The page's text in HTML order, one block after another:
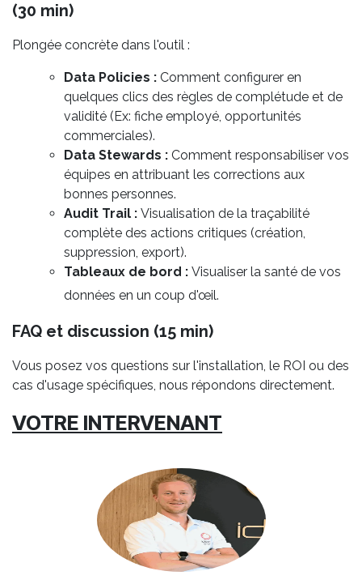
(30 min)
Plongée concrète dans l'outil :
Data Policies : Comment configurer en
quelques clics des règles de complétude et de
validité (Ex: fiche employé, opportunités
commerciales).
Data Stewards : Comment responsabiliser vos
équipes en attribuant les corrections aux
bonnes personnes.
Audit Trail : Visualisation de la traçabilité
complète des actions critiques (création,
suppression, export).
Tableaux de bord : Visualiser la santé de vos
données en un coup d'œil.
FAQ et discussion (15 min)
Vous posez vos questions sur l'installation, le ROI ou des
cas d'usage spécifiques, nous répondons directement.
VOTRE INTERVENANT